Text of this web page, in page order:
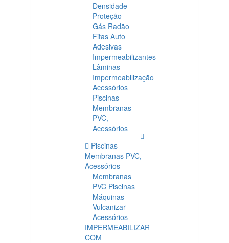
Densidade
Proteção
Gás Radão
Fitas Auto
Adesivas
Impermeabilizantes
Lâminas
Impermeabilização
Acessórios
Piscinas –
Membranas
PVC,
Acessórios
Piscinas –
Membranas PVC,
Acessórios
Membranas
PVC Piscinas
Máquinas
Vulcanizar
Acessórios
IMPERMEABILIZAR
COM